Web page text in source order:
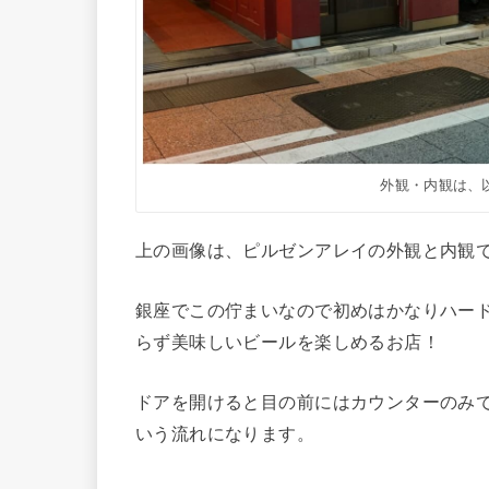
外観・内観は、
上の画像は、ピルゼンアレイの外観と内観
銀座でこの佇まいなので初めはかなりハー
らず美味しいビールを楽しめるお店！
ドアを開けると目の前にはカウンターの
いう流れになります。